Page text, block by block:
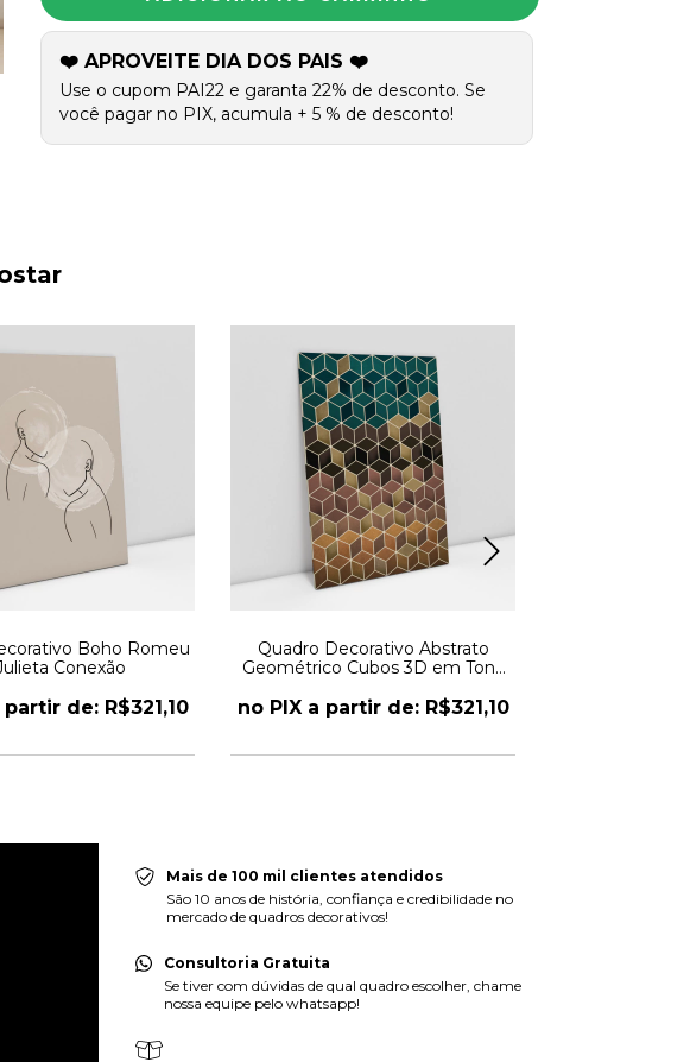
❤️ APROVEITE DIA DOS PAIS ❤️
Use o cupom PAI22 e garanta 22% de desconto. Se
você pagar no PIX, acumula + 5 % de desconto!
Boho Romeu
Conexão
partir de: R$321,10
Quadro Decorativo Abstrato
Geométrico Cubos 3D em Tons
no PIX a partir de: R$321,10
Mais de 100 mil clientes atendidos
São 10 anos de história, confiança e credibilidade no
mercado de quadros decorativos!
Consultoria Gratuita
Se tiver com dúvidas de qual quadro escolher, chame
nossa equipe pelo whatsapp!